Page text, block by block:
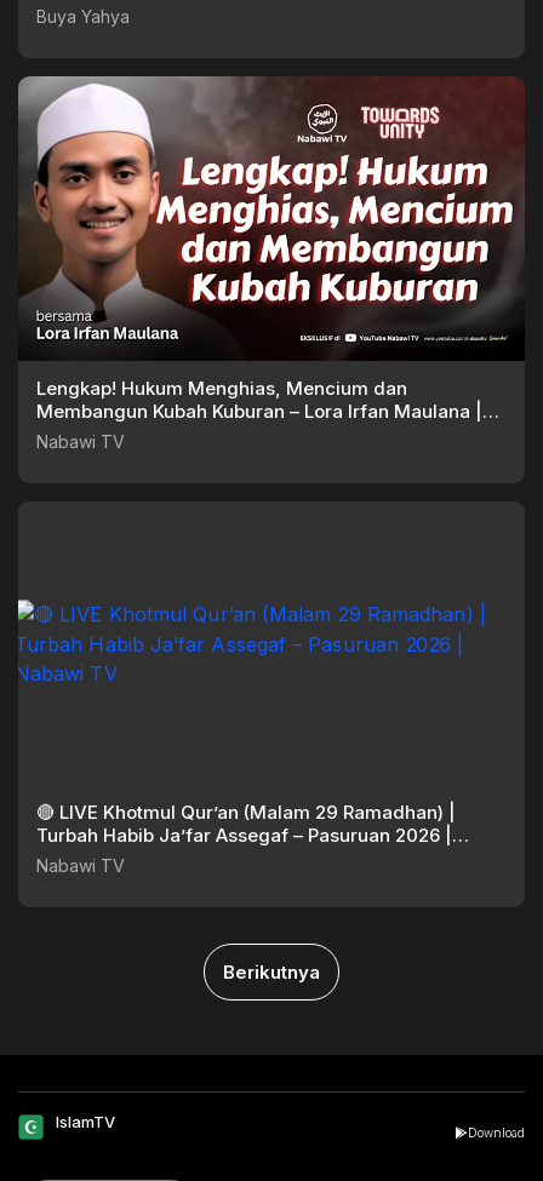
Buya Yahya
Lengkap! Hukum Menghias, Mencium dan
Membangun Kubah Kuburan – Lora Irfan Maulana |
Towards Unity
Nabawi TV
🔴 LIVE Khotmul Qur’an (Malam 29 Ramadhan) |
Turbah Habib Ja’far Assegaf – Pasuruan 2026 |
Nabawi TV
Nabawi TV
Berikutnya
IslamTV
Download